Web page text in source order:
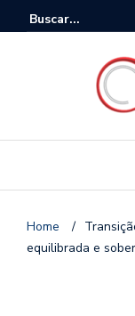
Home /
equilibrada e